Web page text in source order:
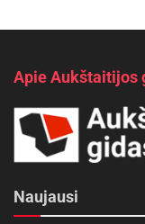
Apie Aukštaitijos
Naujausi